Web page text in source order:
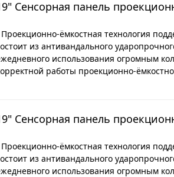
Сенсорная панель
ёмкостная технология
из антивандального
использования огромным
работы проекционно-
Сенсорная панель
ёмкостная технология
из антивандального
использования огромным